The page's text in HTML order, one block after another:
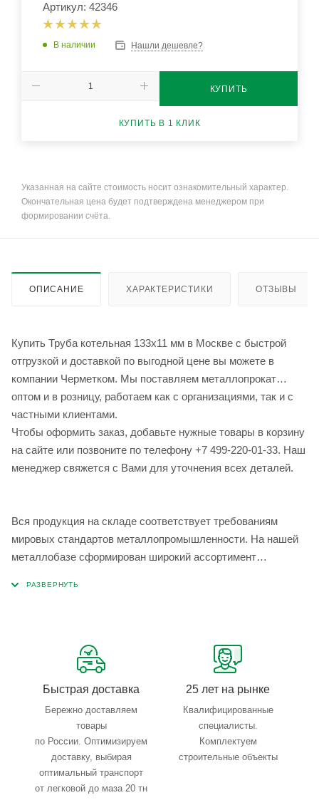
Артикул: 42346
В наличии Нашли дешевле?
КУПИТЬ
КУПИТЬ В 1 КЛИК
Указанная на сайте стоимость носит ознакомительный характер.
Окончательная цена будет подтверждена менеджером при
формировании счёта.
ОПИСАНИЕ ХАРАКТЕРИСТИКИ ОТЗЫВЫ
Купить Труба котельная 133x11 мм в Москве с быстрой
отгрузкой и доставкой по выгодной цене вы можете в
компании Черметком. Мы поставляем металлопрокат
оптом и в розницу, работаем как с организациями, так и с
частными клиентами.
Чтобы оформить заказ, добавьте нужные товары в корзину
на сайте или позвоните по телефону +7 499-220-01-33. Наш
менеджер свяжется с Вами для уточнения всех деталей.
Вся продукция на складе соответствует требованиям
мировых стандартов металлопромышленности. На нашей
металлобазе сформирован широкий ассортимент
Быстрая доставка
Бережно доставляем
товары
по России. Оптимизируем
доставку, выбирая
оптимальный транспорт
от легковой до маза 20 тн
25 лет на рынке
Квалифицированные
специалисты.
Комплектуем
строительные объекты